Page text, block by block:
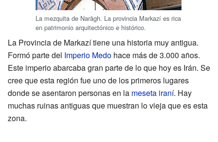
La mezquita de Narāgh. La provincia Markazí es rica
en patrimonio arquitectónico e histórico.
La Provincia de Markazí tiene una historia muy antigua.
Formó parte del Imperio Medo hace más de 3.000 años.
Este imperio abarcaba gran parte de lo que hoy es Irán. Se
cree que esta región fue uno de los primeros lugares
donde se asentaron personas en la meseta iraní. Hay
muchas ruinas antiguas que muestran lo vieja que es esta
zona.